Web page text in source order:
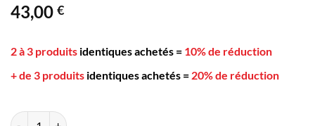
43,00 €
2 à 3 produits identiques achetés = 10% de réduction
+ de 3 produits identiques achetés = 20% de réduction
quantité de Oreiller Antironflement Cervical Mémoire Forme Rose